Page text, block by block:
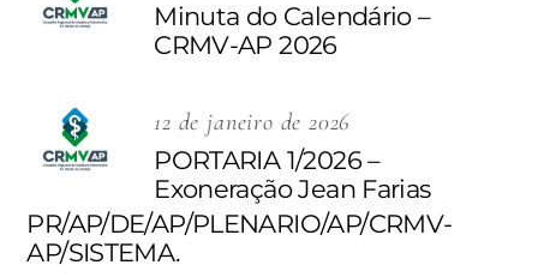
Minuta do Calendário –
CRMV-AP 2026
12 de janeiro de 2026
PORTARIA 1/2026 –
Exoneração Jean Farias
PR/AP/DE/AP/PLENARIO/AP/CRMV-
AP/SISTEMA.